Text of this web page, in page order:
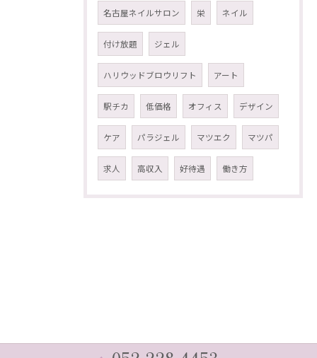
名古屋ネイルサロン 栄 ネイル
付け放題 ジェル
ハリウッドブロウリフト アート
駅チカ 低価格 オフィス デザイン
ケア パラジェル マツエク マツパ
求人 高収入 好待遇 働き方